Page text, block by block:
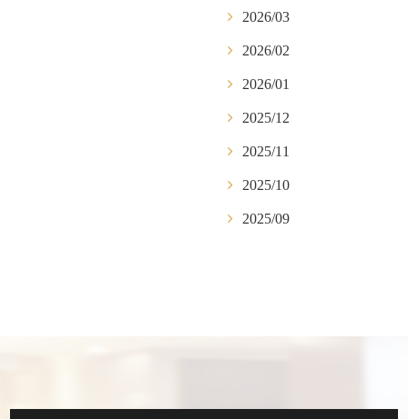
2026/03
2026/02
2026/01
2025/12
2025/11
2025/10
2025/09